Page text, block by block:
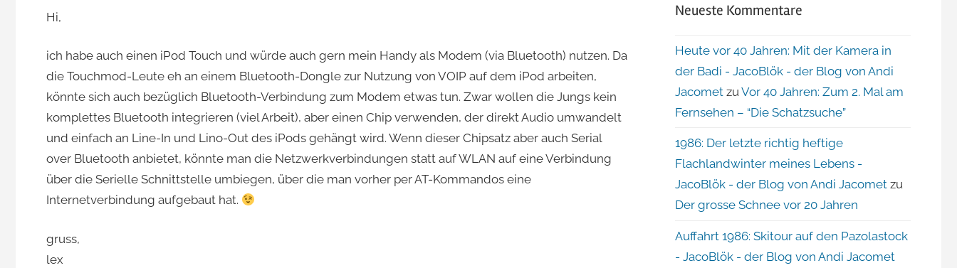
Hi,
ich habe auch einen iPod Touch und würde auch gern mein Handy als Modem (via Bluetooth) nutzen. Da
die Touchmod-Leute eh an einem Bluetooth-Dongle zur Nutzung von VOIP auf dem iPod arbeiten,
könnte sich auch bezüglich Bluetooth-Verbindung zum Modem etwas tun. Zwar wollen die Jungs kein
komplettes Bluetooth integrieren (viel Arbeit), aber einen Chip verwenden, der direkt Audio umwandelt
und einfach an Line-In und Lino-Out des iPods gehängt wird. Wenn dieser Chipsatz aber auch Serial
over Bluetooth anbietet, könnte man die Netzwerkverbindungen statt auf WLAN auf eine Verbindung
über die Serielle Schnittstelle umbiegen, über die man vorher per AT-Kommandos eine
Internetverbindung aufgebaut hat.
gruss,
lex
Neueste Kommentare
Heute vor 40 Jahren: Mit der Kamera in
der Badi - JacoBlök - der Blog von Andi
Jacomet zu Vor 40 Jahren: Zum 2. Mal am
Fernsehen – “Die Schatzsuche”
1986: Der letzte richtig heftige
Flachlandwinter meines Lebens -
JacoBlök - der Blog von Andi Jacomet zu
Der grosse Schnee vor 20 Jahren
Auffahrt 1986: Skitour auf den Pazolastock
- JacoBlök - der Blog von Andi Jacomet